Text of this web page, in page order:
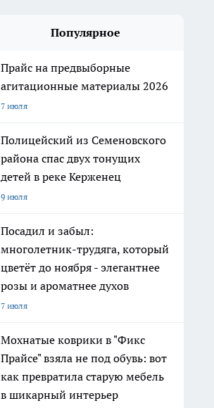
Популярное
Прайс на предвыборные
агитационные материалы 2026
7 июля
Полицейский из Семеновского
района спас двух тонущих
детей в реке Керженец
9 июля
Посадил и забыл:
многолетник-трудяга, который
цветёт до ноября - элегантнее
розы и ароматнее духов
7 июля
Мохнатые коврики в "Фикс
Прайсе" взяла не под обувь: вот
как превратила старую мебель
в шикарный интерьер